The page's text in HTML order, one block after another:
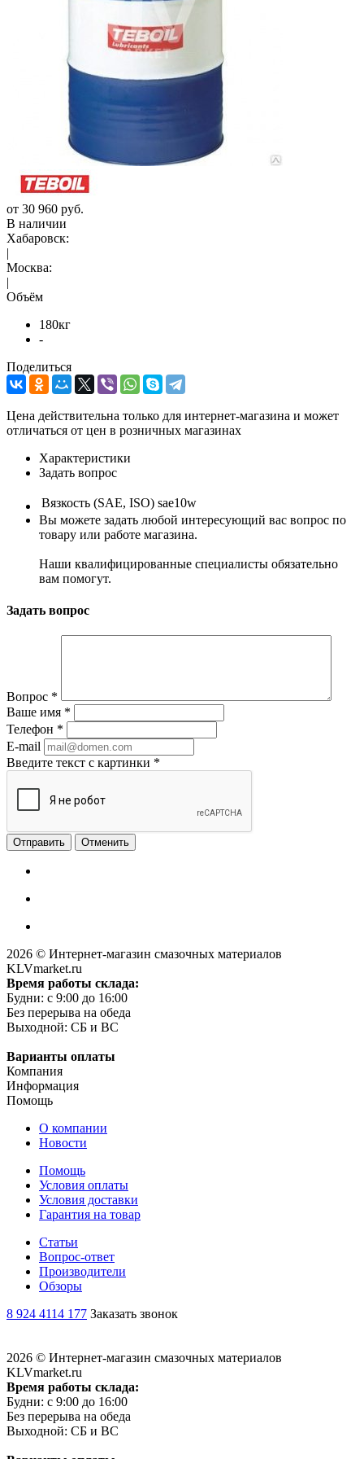
от 30 960 руб.
В наличии
Хабаровск:
|
Москва:
|
Объём
180кг
-
Поделиться
Цена действительна только для интернет-магазина и может
отличаться от цен в розничных магазинах
Характеристики
Задать вопрос
Вязкость (SAE, ISO) sae10w
Вы можете задать любой интересующий вас вопрос по
товару или работе магазина.
Наши квалифицированные специалисты обязательно
вам помогут.
Задать вопрос
Вопрос *
Ваше имя *
Телефон *
E-mail
Введите текст с картинки *
Отменить
2026 © Интернет-магазин смазочных материалов
KLVmarket.ru
Время работы склада:
Будни: c 9:00 до 16:00
Без перерыва на обеда
Выходной: СБ и ВС
Варианты оплаты
Компания
Информация
Помощь
О компании
Новости
Помощь
Условия оплаты
Условия доставки
Гарантия на товар
Статьи
Вопрос-ответ
Производители
Обзоры
8 924 4114 177 Заказать звонок
2026 © Интернет-магазин смазочных материалов
KLVmarket.ru
Время работы склада:
Будни: c 9:00 до 16:00
Без перерыва на обеда
Выходной: СБ и ВС